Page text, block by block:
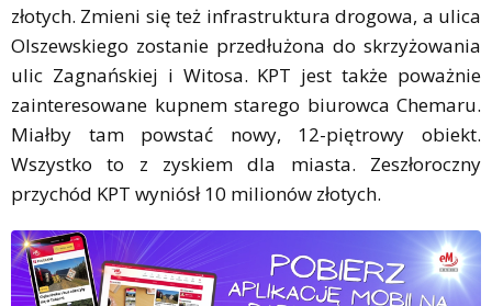
złotych. Zmieni się też infrastruktura drogowa, a ulica
Olszewskiego zostanie przedłużona do skrzyżowania
ulic Zagnańskiej i Witosa. KPT jest także poważnie
zainteresowane kupnem starego biurowca Chemaru.
Miałby tam powstać nowy, 12-piętrowy obiekt.
Wszystko to z zyskiem dla miasta. Zeszłoroczny
przychód KPT wyniósł 10 milionów złotych.